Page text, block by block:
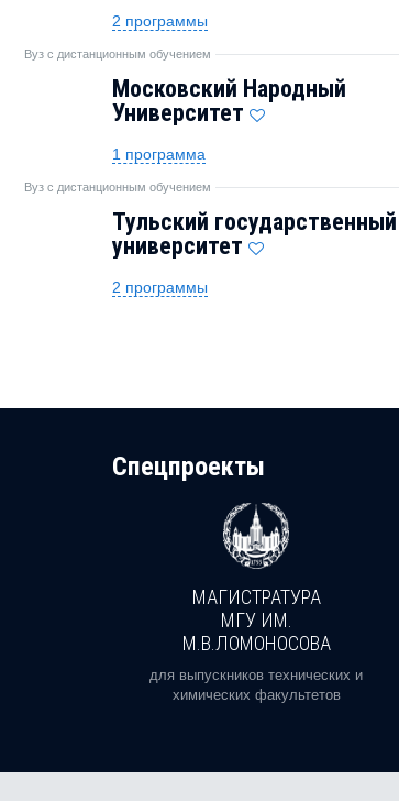
2 программы
Вуз с дистанционным обучением
Московский Народный
Университет
1 программа
Вуз с дистанционным обучением
Тульский государственный
университет
2 программы
Cпецпроекты
МАГИСТРАТУРА
МГУ ИМ.
М.В.ЛОМОНОСОВА
для выпускников технических и
химических факультетов